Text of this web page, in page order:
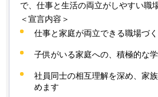
で、仕事と生活の両立がしやすい職
＜宣言内容＞
仕事と家庭が両立できる職場づ
子供がいる家庭への、積極的な
社員同士の相互理解を深め、家
めます